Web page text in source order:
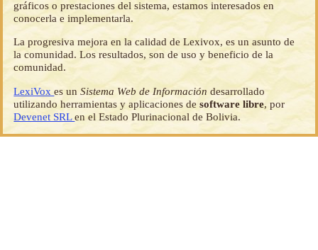
gráficos o prestaciones del sistema, estamos interesados en
conocerla e implementarla.
La progresiva mejora en la calidad de Lexivox, es un asunto de
la comunidad. Los resultados, son de uso y beneficio de la
comunidad.
LexiVoxes unSistema Web de Información desarrollado
utilizando herramientas y aplicaciones desoftware libre, por
Devenet SRLen el Estado Plurinacional de Bolivia.